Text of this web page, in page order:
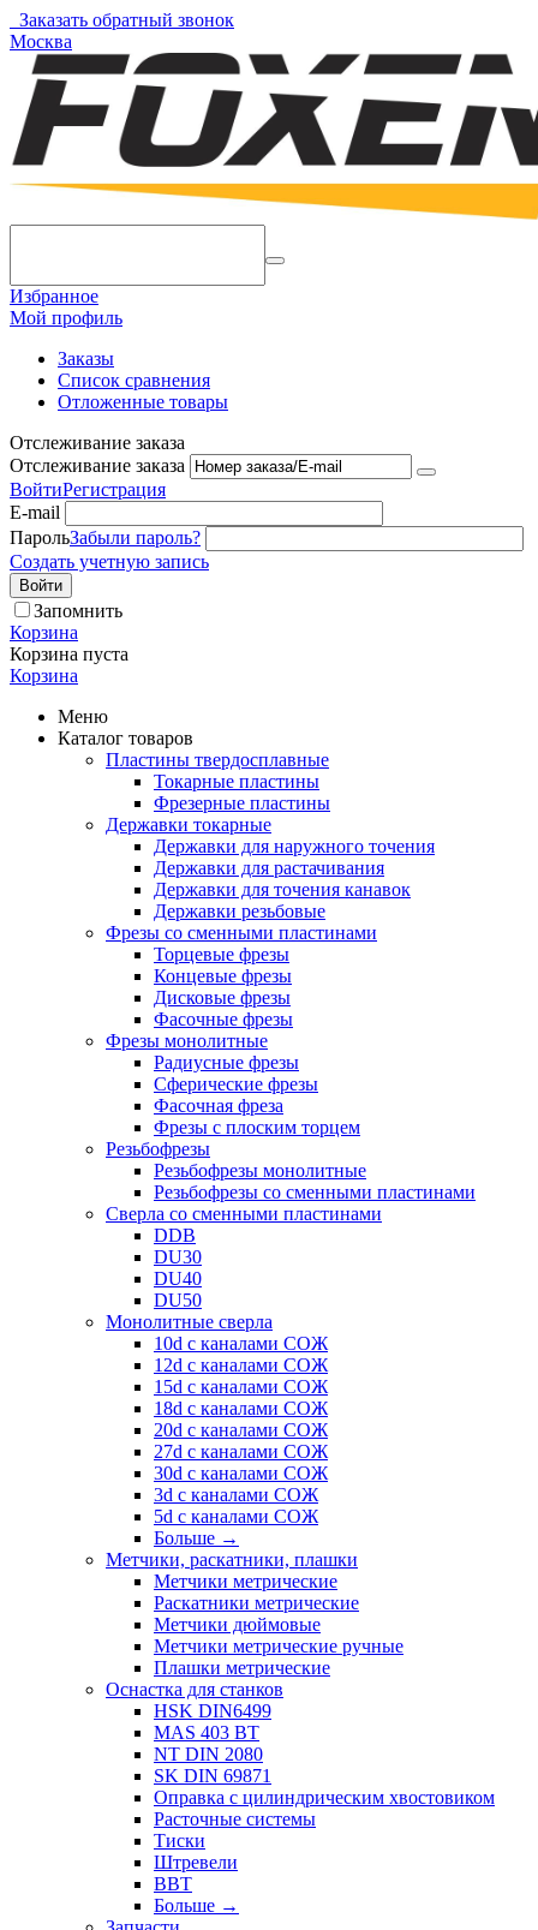
Заказать обратный звонок
Москва
Избранное
Мой профиль
Заказы
Список сравнения
Отложенные товары
Отслеживание заказа
Отслеживание заказа
ВойтиРегистрация
E-mail
ПарольЗабыли пароль?
Создать учетную запись
Войти
Запомнить
Корзина
Корзина пуста
Корзина
Меню
Каталог товаров
Пластины твердосплавные
Токарные пластины
Фрезерные пластины
Державки токарные
Державки для наружного точения
Державки для растачивания
Державки для точения канавок
Державки резьбовые
Фрезы со сменными пластинами
Торцевые фрезы
Концевые фрезы
Дисковые фрезы
Фасочные фрезы
Фрезы монолитные
Радиусные фрезы
Сферические фрезы
Фасочная фреза
Фрезы с плоским торцем
Резьбофрезы
Резьбофрезы монолитные
Резьбофрезы со сменными пластинами
Сверла со сменными пластинами
DDB
DU30
DU40
DU50
Монолитные сверла
10d с каналами СОЖ
12d с каналами СОЖ
15d с каналами СОЖ
18d с каналами СОЖ
20d с каналами СОЖ
27d с каналами СОЖ
30d с каналами СОЖ
3d с каналами СОЖ
5d с каналами СОЖ
Больше →
Метчики, раскатники, плашки
Метчики метрические
Раскатники метрические
Метчики дюймовые
Метчики метрические ручные
Плашки метрические
Оснастка для станков
HSK DIN6499
MAS 403 BT
NT DIN 2080
SK DIN 69871
Оправка с цилиндрическим хвостовиком
Расточные системы
Тиски
Штревели
BBT
Больше →